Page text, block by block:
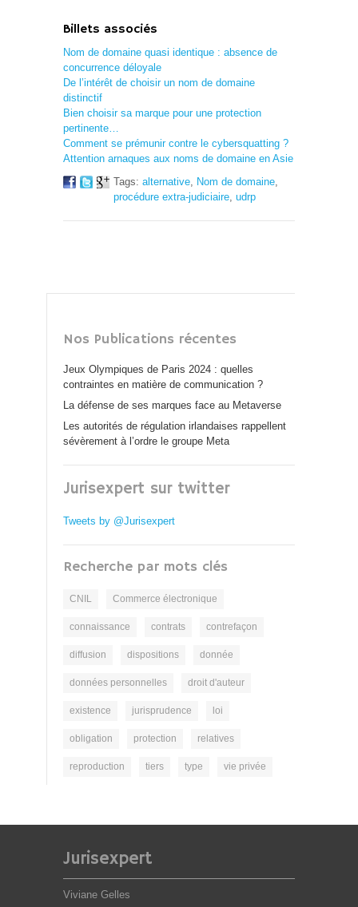
Billets associés
Nom de domaine quasi identique : absence de
concurrence déloyale
De l’intérêt de choisir un nom de domaine
distinctif
Bien choisir sa marque pour une protection
pertinente…
Comment se prémunir contre le cybersquatting ?
Attention arnaques aux noms de domaine en Asie
Tags: alternative, Nom de domaine,
procédure extra-judiciaire, udrp
Nos Publications récentes
Jeux Olympiques de Paris 2024 : quelles
contraintes en matière de communication ?
La défense de ses marques face au Metaverse
Les autorités de régulation irlandaises rappellent
sévèrement à l’ordre le groupe Meta
Jurisexpert sur twitter
Tweets by @Jurisexpert
Recherche par mots clés
CNIL Commerce électronique
connaissance contrats contrefaçon
diffusion dispositions donnée
données personnelles droit d'auteur
existence jurisprudence loi
obligation protection relatives
reproduction tiers type vie privée
Jurisexpert
Viviane Gelles